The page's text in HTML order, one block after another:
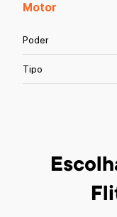
Motor
Poder
Tipo